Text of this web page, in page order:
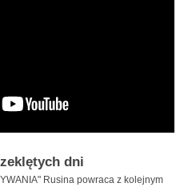
dni
Rusina powraca z kolejnym